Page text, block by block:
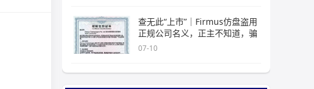
查无此“上市”｜Firmus仿盘盗用
正规公司名义，正主不知道，骗
07-10